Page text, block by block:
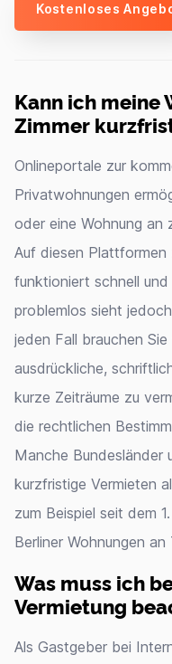
Kostenloses
Kann ich meine
Zimmer
Onlineportale zur
Privatwohnungen
oder eine Wohnung an
Auf diesen
funktioniert schnell
problemlos sieht
jeden Fall brauchen
ausdrückliche,
kurze Zeiträume zu
die rechtlichen
Manche Bundesländer
kurzfristige Vermieten
zum Beispiel seit dem
Berliner Wohnungen
Was muss ich
Vermietung
Als Gastgeber bei